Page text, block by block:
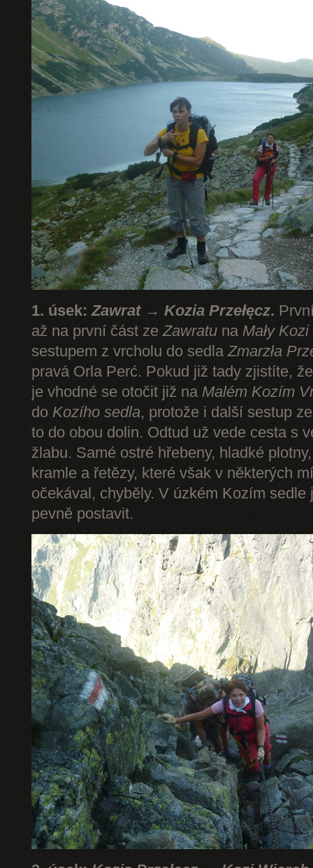
1. úsek:Zawrat → Kozia Przełęcz.
až na první část zeZawratu naMały Kozi
sestupem z vrcholu do sedlaZmarzła
pravá Orla Perć. Pokud již tady zjistíte,
je vhodné se otočit již na Malém Kozím
do Kozího sedla, protože i další sestup
to do obou dolin. Odtud už vede cesta s
žlabu. Samé ostré hřebeny, hladké
kramle a řetězy, které však v některých
očekával, chyběly. V úzkém Kozím sedle
pevně postavit.